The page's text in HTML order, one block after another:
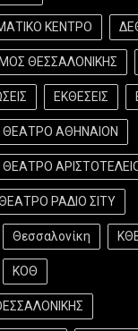
ΚΕΝΤΡΟ
ΘΕΣΣΑΛΟΝΙΚΗΣ
ΕΚΘΕΣΕΙΣ
ΘΕΑΤΡΟ ΑΘΗΝΑΙΟΝ
ΘΕΑΤΡΟ
ΡΑΔΙΟ ΣΙΤΥ
Θεσσαλονίκη
ΚΟΘ